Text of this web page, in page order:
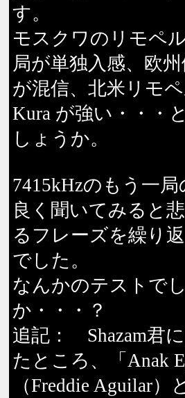
す。
モスクワのリモペ
局が単独入感、欧
が混信、北米リモ
Kura が強い・・・
しょうか。
7415kHzのもう一
良く聞いてみると
るフレーズを繰り
でした。
なんかのテストで
か・・・？
追記： Shazam君
たところ、「Anak
（Freddie Aguilar